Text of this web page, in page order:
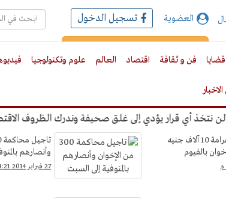
العضوية تسجيل الدخول
فن و ثقافة اقتصاد العالم علوم وتكنولوجيا
أي قرار يؤدي إلى غلق صحيفة وندرك الظروف الاقتصادية
الحبس عامين وغرامة 10 آلاف جنيه
وأنصارهم
27 فبراير 2014 4:21 م